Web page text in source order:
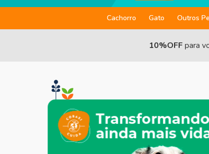
Cachorro Gato Outros
10%OFFpara